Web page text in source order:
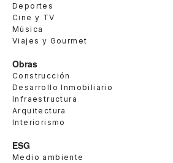
Deportes
Cine y TV
Música
Viajes y Gourmet
Obras
Construcción
Desarrollo Inmobiliario
Infraestructura
Arquitectura
Interiorismo
ESG
Medio ambiente